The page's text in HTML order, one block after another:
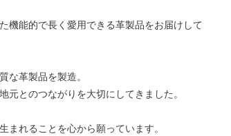
機能的で長く愛用できる革製品をお届けして
な革製品を製造。
元とのつながりを大切にしてきました。
まれることを心から願っています。